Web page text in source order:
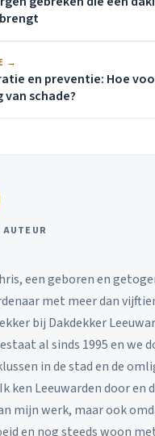
→
en preventie: Hoe
schade?
AUTEUR
een geboren en
met meer dan
bij Dakdekker
al sinds 1995 en we
in de stad en de
ken Leeuwarden door en
mijn werk, maar ook
en nog steeds woon